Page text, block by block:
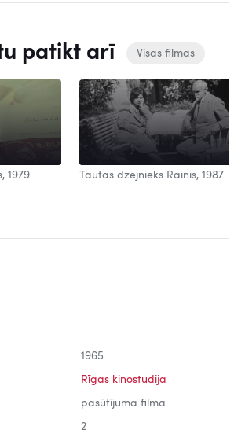
patikt arī Visas filmas
1979 Tautas dzejnieks Rainis, 1987
1965
Rīgas kinostudija
pasūtījuma filma
2